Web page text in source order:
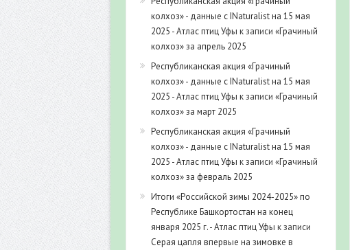
колхоз» - данные с INaturalist на 15 мая
2025 - Атлас птиц Уфы к записи «Грачиный
колхоз» за апрель 2025
Республиканская акция «Грачиный
колхоз» - данные с INaturalist на 15 мая
2025 - Атлас птиц Уфы к записи «Грачиный
колхоз» за март 2025
Республиканская акция «Грачиный
колхоз» - данные с INaturalist на 15 мая
2025 - Атлас птиц Уфы к записи «Грачиный
колхоз» за февраль 2025
Итоги «Российской зимы 2024-2025» по
Республике Башкортостан на конец
января 2025 г. - Атлас птиц Уфы к записи
Серая цапля впервые на зимовке в